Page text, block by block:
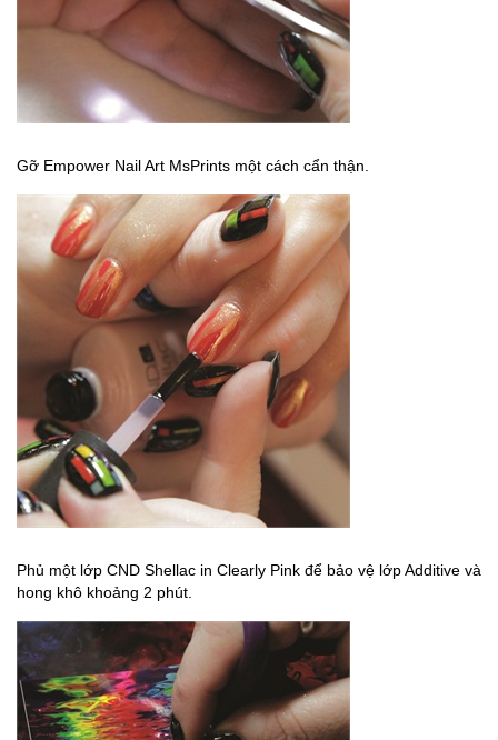
Gỡ Empower Nail Art MsPrints một cách cẩn thận.
Phủ một lớp CND Shellac in Clearly Pink để bảo vệ lớp Additive và
hong khô khoảng 2 phút.